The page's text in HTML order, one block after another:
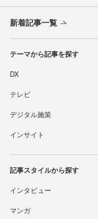
新着記事一覧
テーマから記事を探す
DX
テレビ
デジタル施策
インサイト
記事スタイルから探す
インタビュー
マンガ